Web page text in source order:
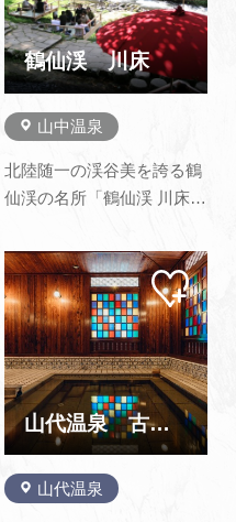
ろぎ橋めぐりも楽しく、紅
葉の時期の眺めは格別で
す。また…
鶴仙渓 川床
山中温泉
北陸随一の渓谷美を誇る鶴
仙渓の名所「鶴仙渓 川床」
の流れ、野鳥のさえず
り…。清らかな川のせせら
ぎを耳に、春は新緑、秋は
紅葉を眺めながら、ここに
しかない風情あるひととき
をお過ごしください。 さら
に、山中出身の和の鉄人…
山代温泉 古総湯
山代温泉
マイ
ペー
ジに
追加